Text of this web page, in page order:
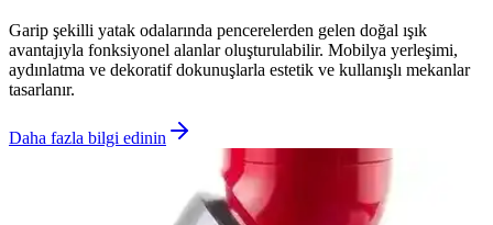
Garip şekilli yatak odalarında pencerelerden gelen doğal ışık
avantajıyla fonksiyonel alanlar oluşturulabilir. Mobilya yerleşimi,
aydınlatma ve dekoratif dokunuşlarla estetik ve kullanışlı mekanlar
tasarlanır.
Daha fazla bilgi edinin